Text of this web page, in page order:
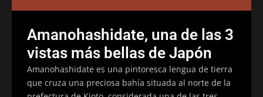
Amanohashidate, una de las 3
vistas más bellas de Japón
Amanohashidate es una pintoresca lengua de tierra
que cruza una preciosa bahía situada al norte de la